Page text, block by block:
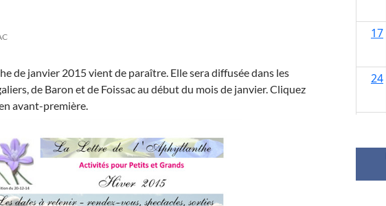
de janvier 2015 vient de paraître. Elle sera diffusée dans les
de Baron et de Foissac au début du mois de janvier. Cliquez
avant-première.